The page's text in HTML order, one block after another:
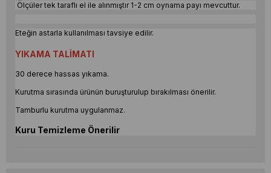
Ölçüler tek taraflı el ile alınmıştır 1-2 cm oynama payı mevcuttur.
Eteğin astarla kullanılması tavsiye edilir.
YIKAMA TALİMATI
30 derece hassas yıkama.
Kurutma sırasında ürünün buruşturulup bırakılması önerilir.
Tamburlu kurutma uygulanmaz.
Kuru Temizleme Önerilir